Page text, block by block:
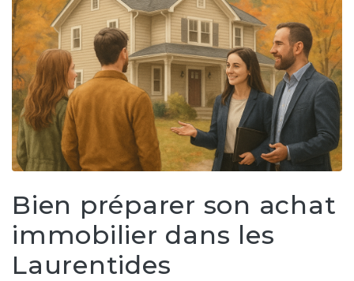
Bien préparer son achat
immobilier dans les
Laurentides